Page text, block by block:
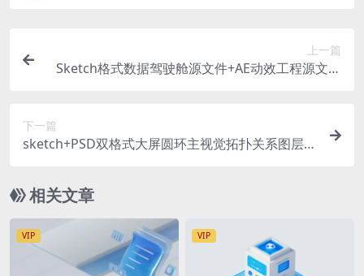
上一篇
Sketch格式数据驾驶舱源文件+AE动效工程源文件
下一篇
sketch+PSD双格式大屏圆环主视觉拓扑关系图层级
相关文章
VIP VIP